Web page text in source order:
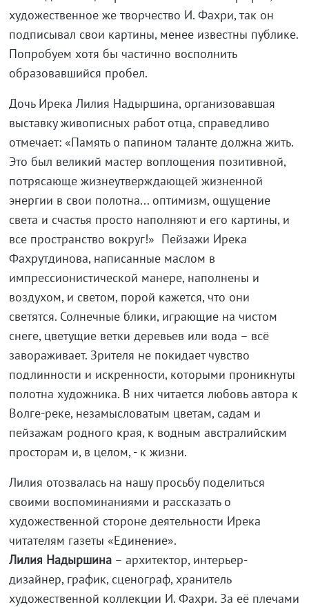
художественное же творчество И. Фахри, так он
подписывал свои картины, менее известны публике.
Попробуем хотя бы частично восполнить
образовавшийся пробел.
Дочь Ирека Лилия Надыршина, организовавшая
выставку живописных работ отца, справедливо
отмечает: «Память о папином таланте должна жить.
Это был великий мастер воплощения позитивной,
потрясающе жизнеутверждающей жизненной
энергии в свои полотна... оптимизм, ощущение
света и счастья просто наполняют и его картины, и
все пространство вокруг!» Пейзажи Ирека
Фахрутдинова, написанные маслом в
импрессионистической манере, наполнены и
воздухом, и светом, порой кажется, что они
светятся. Солнечные блики, играющие на чистом
снеге, цветущие ветки деревьев или вода – всё
завораживает. Зрителя не покидает чувство
подлинности и искренности, которыми проникнуты
полотна художника. В них читается любовь автора к
Волге-реке, незамысловатым цветам, садам и
пейзажам родного края, к водным австралийским
просторам и, в целом, - к жизни.
Лилия отозвалась на нашу просьбу поделиться
своими воспоминаниями и рассказать о
художественной стороне деятельности Ирека
читателям газеты «Единение».
Лилия Надыршина– архитектор, интерьер-
дизайнер, график, сценограф, хранитель
художественной коллекции И. Фахри. За её плечами